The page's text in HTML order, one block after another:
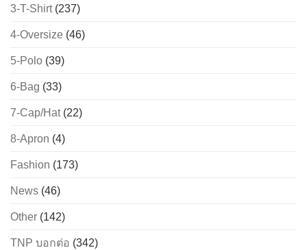
3-T-Shirt(237)
4-Oversize (46)
5-Polo (39)
6-Bag (33)
7-Cap/Hat(22)
8-Apron (4)
Fashion (173)
News (46)
Other (142)
TNP บอกต่อ (342)